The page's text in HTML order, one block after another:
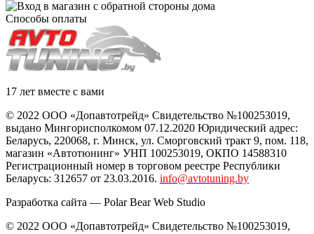
Способы оплаты
17 лет вместе с вами
© 2022 ООО «Допавтотрейд» Свидетельство №100253019,
выдано Мингорисполкомом 07.12.2020 Юридический адрес:
Беларусь, 220068, г. Минск, ул. Сморговский тракт 9, пом. 118,
магазин «Автотюнинг» УНП 100253019, ОКПО 14588310
Регистрационный номер в торговом реестре Республики
Беларусь: 312657 от 23.03.2016. info@avtotuning.by
Разработка сайта — Polar Bear Web Studio
© 2022 ООО «Допавтотрейд» Свидетельство №100253019,